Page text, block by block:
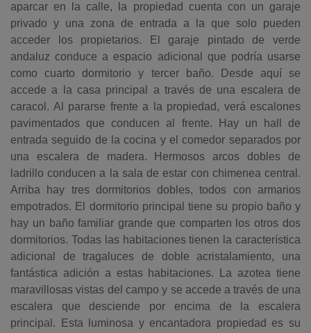
aparcar en la calle, la propiedad cuenta con un garaje
privado y una zona de entrada a la que solo pueden
acceder los propietarios. El garaje pintado de verde
andaluz conduce a espacio adicional que podría usarse
como cuarto dormitorio y tercer baño. Desde aquí se
accede a la casa principal a través de una escalera de
caracol. Al pararse frente a la propiedad, verá escalones
pavimentados que conducen al frente. Hay un hall de
entrada seguido de la cocina y el comedor separados por
una escalera de madera. Hermosos arcos dobles de
ladrillo conducen a la sala de estar con chimenea central.
Arriba hay tres dormitorios dobles, todos con armarios
empotrados. El dormitorio principal tiene su propio baño y
hay un baño familiar grande que comparten los otros dos
dormitorios. Todas las habitaciones tienen la característica
adicional de tragaluces de doble acristalamiento, una
fantástica adición a estas habitaciones. La azotea tiene
maravillosas vistas del campo y se accede a través de una
escalera que desciende por encima de la escalera
principal. Esta luminosa y encantadora propiedad es su